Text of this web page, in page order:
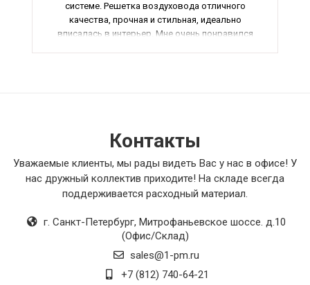
системе. Решетка воздуховода отличного
качества, прочная и стильная, идеально
вписалась в интерьер. Мне очень понравился
позволяет управлять различными
устройствами с помощью одной панели. Лампа
4U Navigator обеспечивает яркое и приятное
освещение в комнате, что создает уютную
атмосферу. Кран шаровый с флажком отлично
и надежен в использовании. Решетка
вентиляционная с электромагнитным
приводом позволяет эффективно
регулировать поток воздуха, обеспечивая
комфортный микроклимат в помещении.
Контакты
Уважаемые клиенты, мы рады видеть Вас у нас в офисе! У
нас дружный коллектив приходите! На складе всегда
поддерживается расходный материал.
г. Санкт-Петербург, Митрофаньевское шоссе. д.10
(Офис/Склад)
sales@1-pm.ru
+7 (812) 740-64-21